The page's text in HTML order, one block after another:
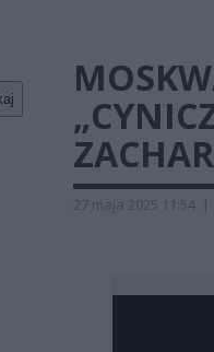
27 maja 2025 11:54 |